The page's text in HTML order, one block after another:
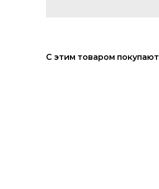
С этим товаром покупают